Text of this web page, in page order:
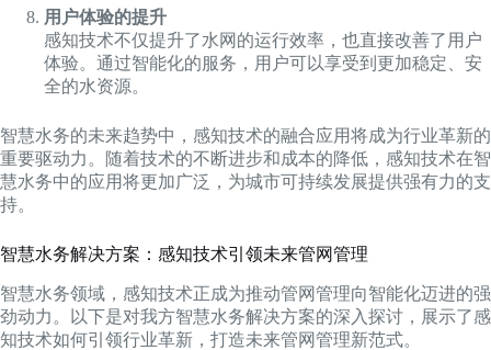
用户体验的提升
感知技术不仅提升了水网的运行效率，也直接改善了用户
体验。通过智能化的服务，用户可以享受到更加稳定、安
全的水资源。
智慧水务的未来趋势中，感知技术的融合应用将成为行业革新的
重要驱动力。随着技术的不断进步和成本的降低，感知技术在智
慧水务中的应用将更加广泛，为城市可持续发展提供强有力的支
持。
智慧水务解决方案：感知技术引领未来管网管理
智慧水务领域，感知技术正成为推动管网管理向智能化迈进的强
劲动力。以下是对我方智慧水务解决方案的深入探讨，展示了感
知技术如何引领行业革新，打造未来管网管理新范式。